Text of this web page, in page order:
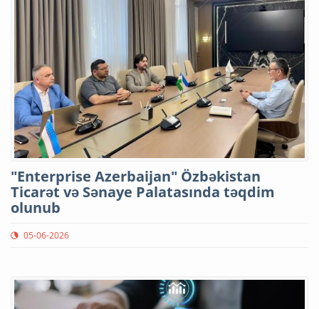
"Enterprise Azerbaijan" Özbəkistan
Ticarət və Sənaye Palatasında təqdim
olunub
05-06-2026